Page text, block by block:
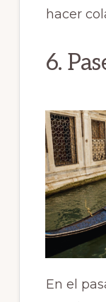
hacer
6.
En el